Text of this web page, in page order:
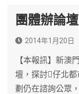
團體辦論
2014年1月20日
【本報訊】新澳
壇，探討仔北
劃仍在諮詢公眾